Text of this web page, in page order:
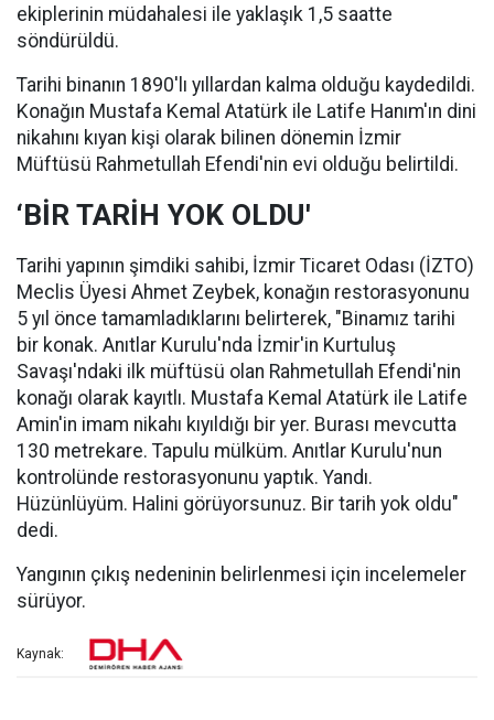
ekiplerinin müdahalesi ile yaklaşık 1,5 saatte
söndürüldü.
Tarihi binanın 1890'lı yıllardan kalma olduğu kaydedildi.
Konağın Mustafa Kemal Atatürk ile Latife Hanım'ın dini
nikahını kıyan kişi olarak bilinen dönemin İzmir
Müftüsü Rahmetullah Efendi'nin evi olduğu belirtildi.
‘BİR TARİH YOK OLDU'
Tarihi yapının şimdiki sahibi, İzmir Ticaret Odası (İZTO)
Meclis Üyesi Ahmet Zeybek, konağın restorasyonunu
5 yıl önce tamamladıklarını belirterek, "Binamız tarihi
bir konak. Anıtlar Kurulu'nda İzmir'in Kurtuluş
Savaşı'ndaki ilk müftüsü olan Rahmetullah Efendi'nin
konağı olarak kayıtlı. Mustafa Kemal Atatürk ile Latife
Amin'in imam nikahı kıyıldığı bir yer. Burası mevcutta
130 metrekare. Tapulu mülküm. Anıtlar Kurulu'nun
kontrolünde restorasyonunu yaptık. Yandı.
Hüzünlüyüm. Halini görüyorsunuz. Bir tarih yok oldu"
dedi.
Yangının çıkış nedeninin belirlenmesi için incelemeler
sürüyor.
Kaynak: